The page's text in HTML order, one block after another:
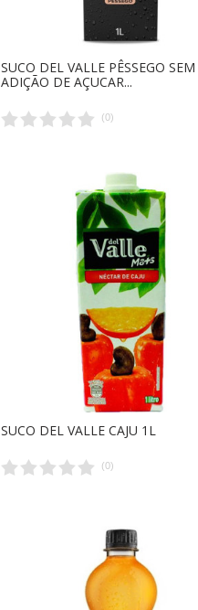
SUCO DEL VALLE PÊSSEGO SEM
ADIÇÃO DE AÇUCAR...
(0)
SUCO DEL VALLE CAJU 1L
(0)